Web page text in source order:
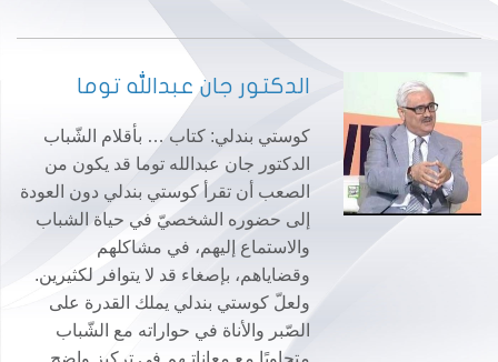
الدكتور جان عبدالله توما
كوستي بندلي: كتاب … بأقلام الشّباب
الدكتور جان عبدالله توما قد يكون من
الصعب أن تقرأ كوستي بندلي دون العودة
إلى حضوره الشخصيّ في حياة الشباب
والاستماع إليهم، في مشاكلهم
وقضاياهم، بإصغاء قد لا يتوافر لكثيرين.
ولعلّ كوستي بندلي يملك القدرة على
الصّبر والأناة في حواراته مع الشّباب
متجاوبًا مع معاناتـهم في تركيز واضح